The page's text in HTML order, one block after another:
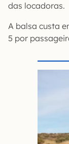
das locadoras.
A balsa custa
5 por